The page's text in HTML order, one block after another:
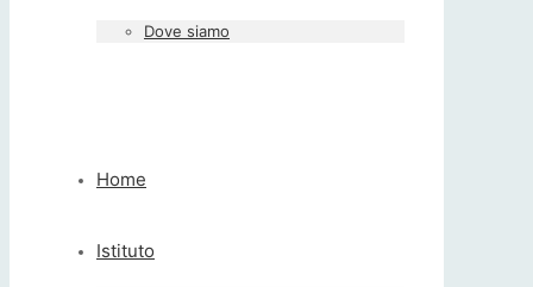
Dove siamo
Home
Istituto